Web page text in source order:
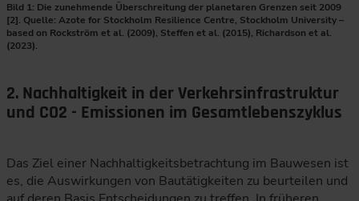
Bild 1: Die zunehmende Überschreitung der planetaren Grenzen seit 2009
[2]. Quelle: Azote for Stockholm Resilience Centre, Stockholm University –
based on Rockström et al. (2009), Steffen et al. (2015), Richardson et al.
(2023).
2. Nachhaltigkeit in der Verkehrsinfrastruktur
und CO2 - Emissionen im Gesamtlebenszyklus
Das Ziel einer Nachhaltigkeitsbetrachtung im Bauwesen ist
es, die Auswirkungen von Bautätigkeiten zu beurteilen und